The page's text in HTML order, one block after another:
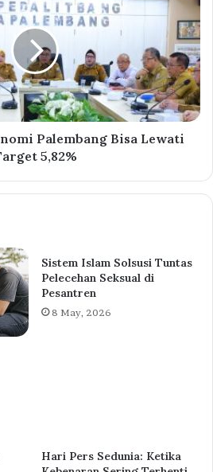
Palembang Bisa Lewati
5,82%
Sistem Islam Solsusi Tuntas
Pelecehan Seksual di
Pesantren
8 May, 2026
Hari Pers Sedunia: Ketika